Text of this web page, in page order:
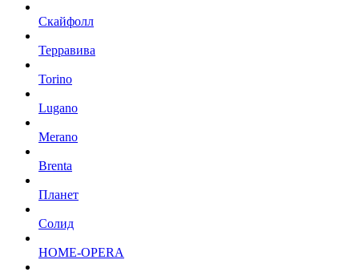
Скайфолл
Терравива
Torino
Lugano
Merano
Brenta
Планет
Солид
HOME-OPERA